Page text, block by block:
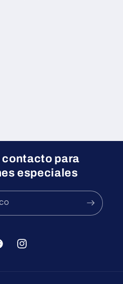
contacto para
especiales
Instagram